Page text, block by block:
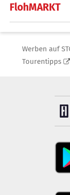
FlohMARKT
Werben auf
Tourentipps